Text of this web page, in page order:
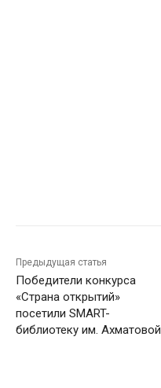
Предыдущая статья
Победители конкурса
«Страна открытий»
посетили SMART-
библиотеку им. Ахматовой